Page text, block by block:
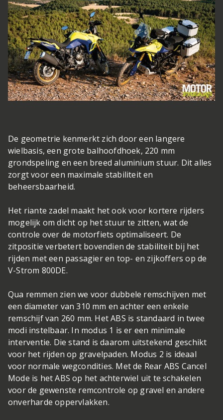
De geometrie kenmerkt zich door een langere
wielbasis, een grote balhoofdhoek, 220 mm
grondspeling en een breed aluminium stuur. Dit alles
zorgt voor een maximale stabiliteit en
beheersbaarheid.
Het riante zadel maakt het ook voor kortere rijders
mogelijk om dicht op het stuur te zitten, wat de
controle over de motorfiets optimaliseert. De
zitpositie verbetert bovendien de stabiliteit bij het
rijden met een passagier en top- en zijkoffers op de
V-Strom 800DE.
Qua remmen zien we voor dubbele remschijven met
een diameter van 310 mm en achter een enkele
remschijf van 260 mm. Het ABS is standaard in twee
modi instelbaar. In modus 1 is er een minimale
interventie. Die stand is daarom uitstekend geschikt
voor het rijden op gravelpaden. Modus 2 is ideaal
voor normale wegcondities. Met de Rear ABS Cancel
Mode is het ABS op het achterwiel uit te schakelen
voor de gewenste remcontrole op gravel en andere
onverharde oppervlakken.